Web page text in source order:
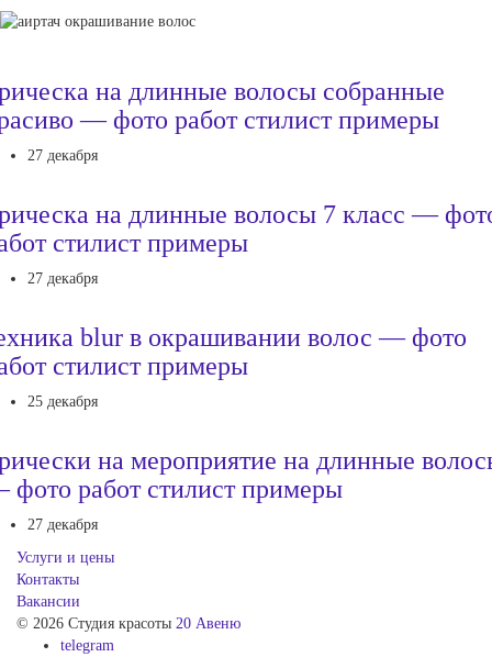
на длинные волосы собранные
— фото работ стилист примеры
27 декабря
на длинные волосы 7 класс —
стилист примеры
27 декабря
blur в окрашивании волос — фото
стилист примеры
25 декабря
на мероприятие на длинные
работ стилист примеры
27 декабря
Услуги и цены
Контакты
Вакансии
© 2026 Студия красоты 20 Авеню
telegram